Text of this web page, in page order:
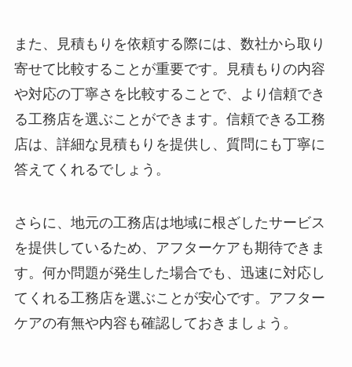
また、見積もりを依頼する際には、数社から取り
寄せて比較することが重要です。見積もりの内容
や対応の丁寧さを比較することで、より信頼でき
る工務店を選ぶことができます。信頼できる工務
店は、詳細な見積もりを提供し、質問にも丁寧に
答えてくれるでしょう。
さらに、地元の工務店は地域に根ざしたサービス
を提供しているため、アフターケアも期待できま
す。何か問題が発生した場合でも、迅速に対応し
てくれる工務店を選ぶことが安心です。アフター
ケアの有無や内容も確認しておきましょう。